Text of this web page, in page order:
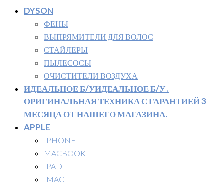
DYSON
ФЕНЫ
ВЫПРЯМИТЕЛИ ДЛЯ ВОЛОС
СТАЙЛЕРЫ
ПЫЛЕСОСЫ
ОЧИСТИТЕЛИ ВОЗДУХА
ИДЕАЛЬНОЕ Б/УИДЕАЛЬНОЕ Б/У .
ОРИГИНАЛЬНАЯ ТЕХНИКА С ГАРАНТИЕЙ 3
МЕСЯЦА ОТ НАШЕГО МАГАЗИНА.
APPLE
IPHONE
MACBOOK
IPAD
IMAC